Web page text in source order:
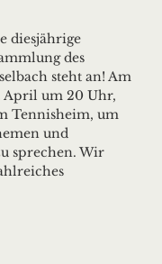
diesjährige
des
steht an! Am
April um 20 Uhr,
Tennisheim, um
und
sprechen. Wir